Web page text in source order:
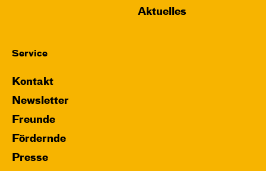
Aktuelles
Service
Kontakt
Newsletter
Freunde
Fördernde
Presse